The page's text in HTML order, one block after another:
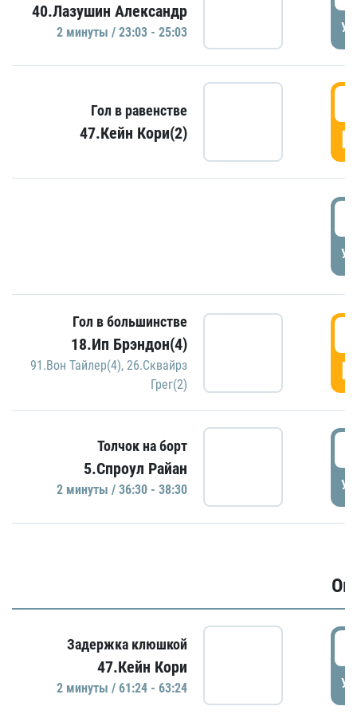
40.Лазушин Александр
2 минуты / 23:03 - 25:03
Гол в равенстве
47.Кейн Кори(2)
Гол в большинстве
18.Ип Брэндон(4)
91.Вон Тайлер(4), 26.Сквайрз
Грег(2)
Толчок на борт
5.Спроул Райан
2 минуты / 36:30 - 38:30
Задержка клюшкой
47.Кейн Кори
2 минуты / 61:24 - 63:24